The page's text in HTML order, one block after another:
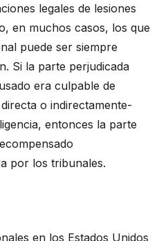
legales de lesiones
en muchos casos, los que
puede ser siempre
Si la parte perjudicada
era culpable de
o indirectamente-
entonces la parte
por los tribunales.
en los Estados Unidos